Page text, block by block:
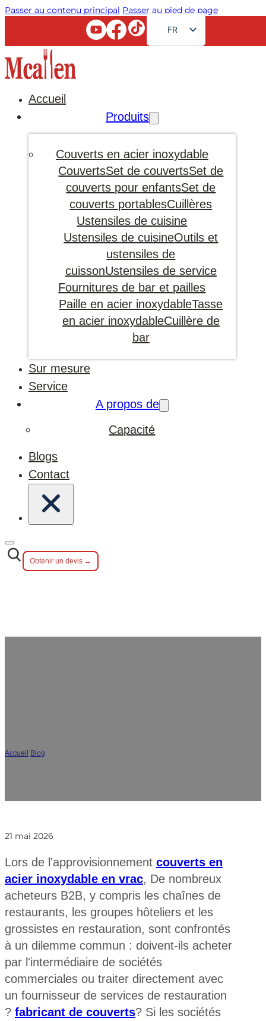
Passer au contenu principal Passer au pied de page
FR
EN
PT
KO
Accueil
Produits
Couverts en acier inoxydable
CouvertsSet de couvertsSet de
couverts pour enfantsSet de
couverts portablesCuillères
Ustensiles de cuisine
Ustensiles de cuisineOutils et
ustensiles de
cuissonUstensiles de service
Fournitures de bar et pailles
Paille en acier inoxydableTasse
en acier inoxydableCuillère de
bar
Sur mesure
Service
A propos de
Capacité
Blogs
Contact
Obtenir un devis →
Accueil Blog
21 mai 2026
Lors de l'approvisionnement couverts en
acier inoxydable en vrac, De nombreux
acheteurs B2B, y compris les chaînes de
restaurants, les groupes hôteliers et les
grossistes en restauration, sont confrontés
à un dilemme commun : doivent-ils acheter
par l'intermédiaire de sociétés
commerciales ou traiter directement avec
un fournisseur de services de restauration
? fabricant de couverts? Si les sociétés